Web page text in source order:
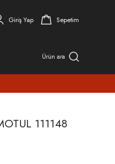
Giriş Yap Sepetim
Ürün ara
111148